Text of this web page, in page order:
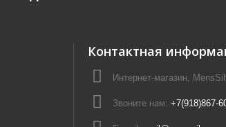
Контактная
Интернет-магазин,
Звоните нам: +7(918)867-